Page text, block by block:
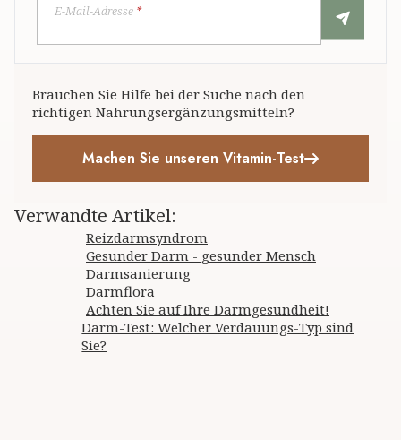
E-Mail-Adresse *
Brauchen Sie Hilfe bei der Suche nach den
richtigen Nahrungsergänzungsmitteln?
Machen Sie unseren Vitamin-Test
Verwandte Artikel:
Reizdarmsyndrom
Gesunder Darm - gesunder Mensch
Darmsanierung
Darmflora
Achten Sie auf Ihre Darmgesundheit!
Darm-Test: Welcher Verdauungs-Typ sind
Sie?